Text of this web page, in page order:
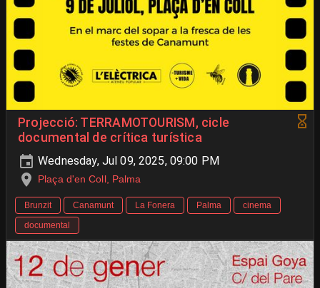
Projecció: TERRAMOTOURISM, cicle
documental de crítica turística
Wednesday, Jul 09, 2025, 09:00 PM
Plaça d'en Coll, Palma
Brunzit Canamunt La Fonera Palma
cinema
documental